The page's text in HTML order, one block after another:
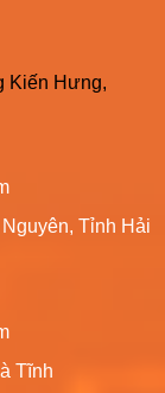
Kiến Hưng,
Tỉnh Hải
Tĩnh